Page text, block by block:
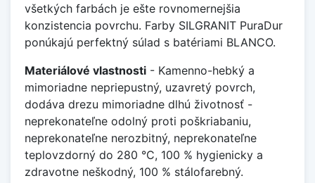
všetkých farbách je ešte rovnomernejšia
konzistencia povrchu. Farby SILGRANIT PuraDur
ponúkajú perfektný súlad s batériami BLANCO.
Materiálové vlastnosti - Kamenno-hebký a
mimoriadne nepriepustný, uzavretý povrch,
dodáva drezu mimoriadne dlhú životnosť -
neprekonateľne odolný proti poškriabaniu,
neprekonateľne nerozbitný, neprekonateľne
teplovzdorný do 280 °C, 100 % hygienicky a
zdravotne neškodný, 100 % stálofarebný.